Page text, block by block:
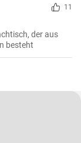
11
der aus
besteht